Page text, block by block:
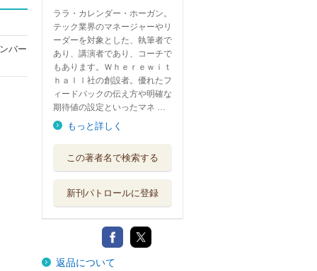
バー
ララ・カレンダー・ホーガン。
テック業界のマネージャーやリ
ーダーを対象とした、執筆者で
あり、講演者であり、コーチで
もあります。Ｗｈｅｒｅｗｉｔ
ｈａｌｌ社の創設者。優れたフ
ィードバックの伝え方や明確な
期待値の設定といったマネ …
もっと詳しく
この著者名で検索する
新刊パトロールに登録
返品について